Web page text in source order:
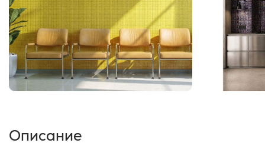
Описание